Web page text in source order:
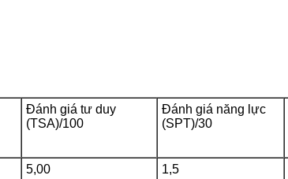
Đánh giá tư duy
(TSA)/100
Đánh giá năng lực
(SPT)/30
5,00 1,5